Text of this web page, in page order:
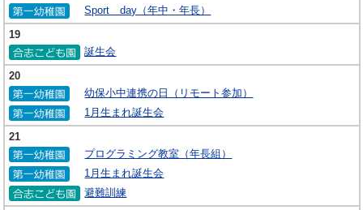
Sport day（年中・年長）
19
誕生会
20
幼保小中連携の日（リモート参加）
1月生まれ誕生会
21
プログラミング教室（年長組）
1月生まれ誕生会
避難訓練